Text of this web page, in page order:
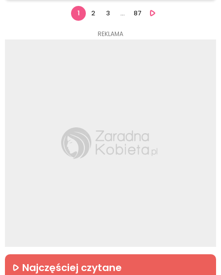
1 2 3 ... 87
REKLAMA
Najczęściej czytane